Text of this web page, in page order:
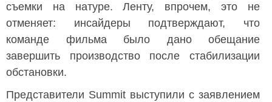
съемки на натуре. Ленту, впрочем, это не
отменяет: инсайдеры подтверждают, что
команде фильма было дано обещание
завершить производство после стабилизации
обстановки.
Представители Summit выступили с заявлением